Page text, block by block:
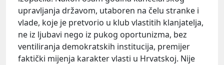
upravljanja državom, utaboren na čelu stranke i
vlade, koje je pretvorio u klub vlastitih klanjatelja,
ne iz ljubavi nego iz pukog oportunizma, bez
ventiliranja demokratskih institucija, premijer
faktički mijenja karakter vlasti u Hrvatskoj. Nije